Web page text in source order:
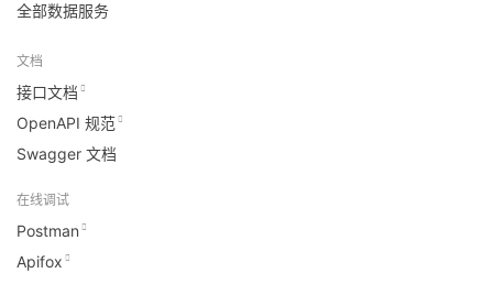
全部数据服务
文档
接口文档
OpenAPI 规范
Swagger 文档
在线调试
Postman
Apifox